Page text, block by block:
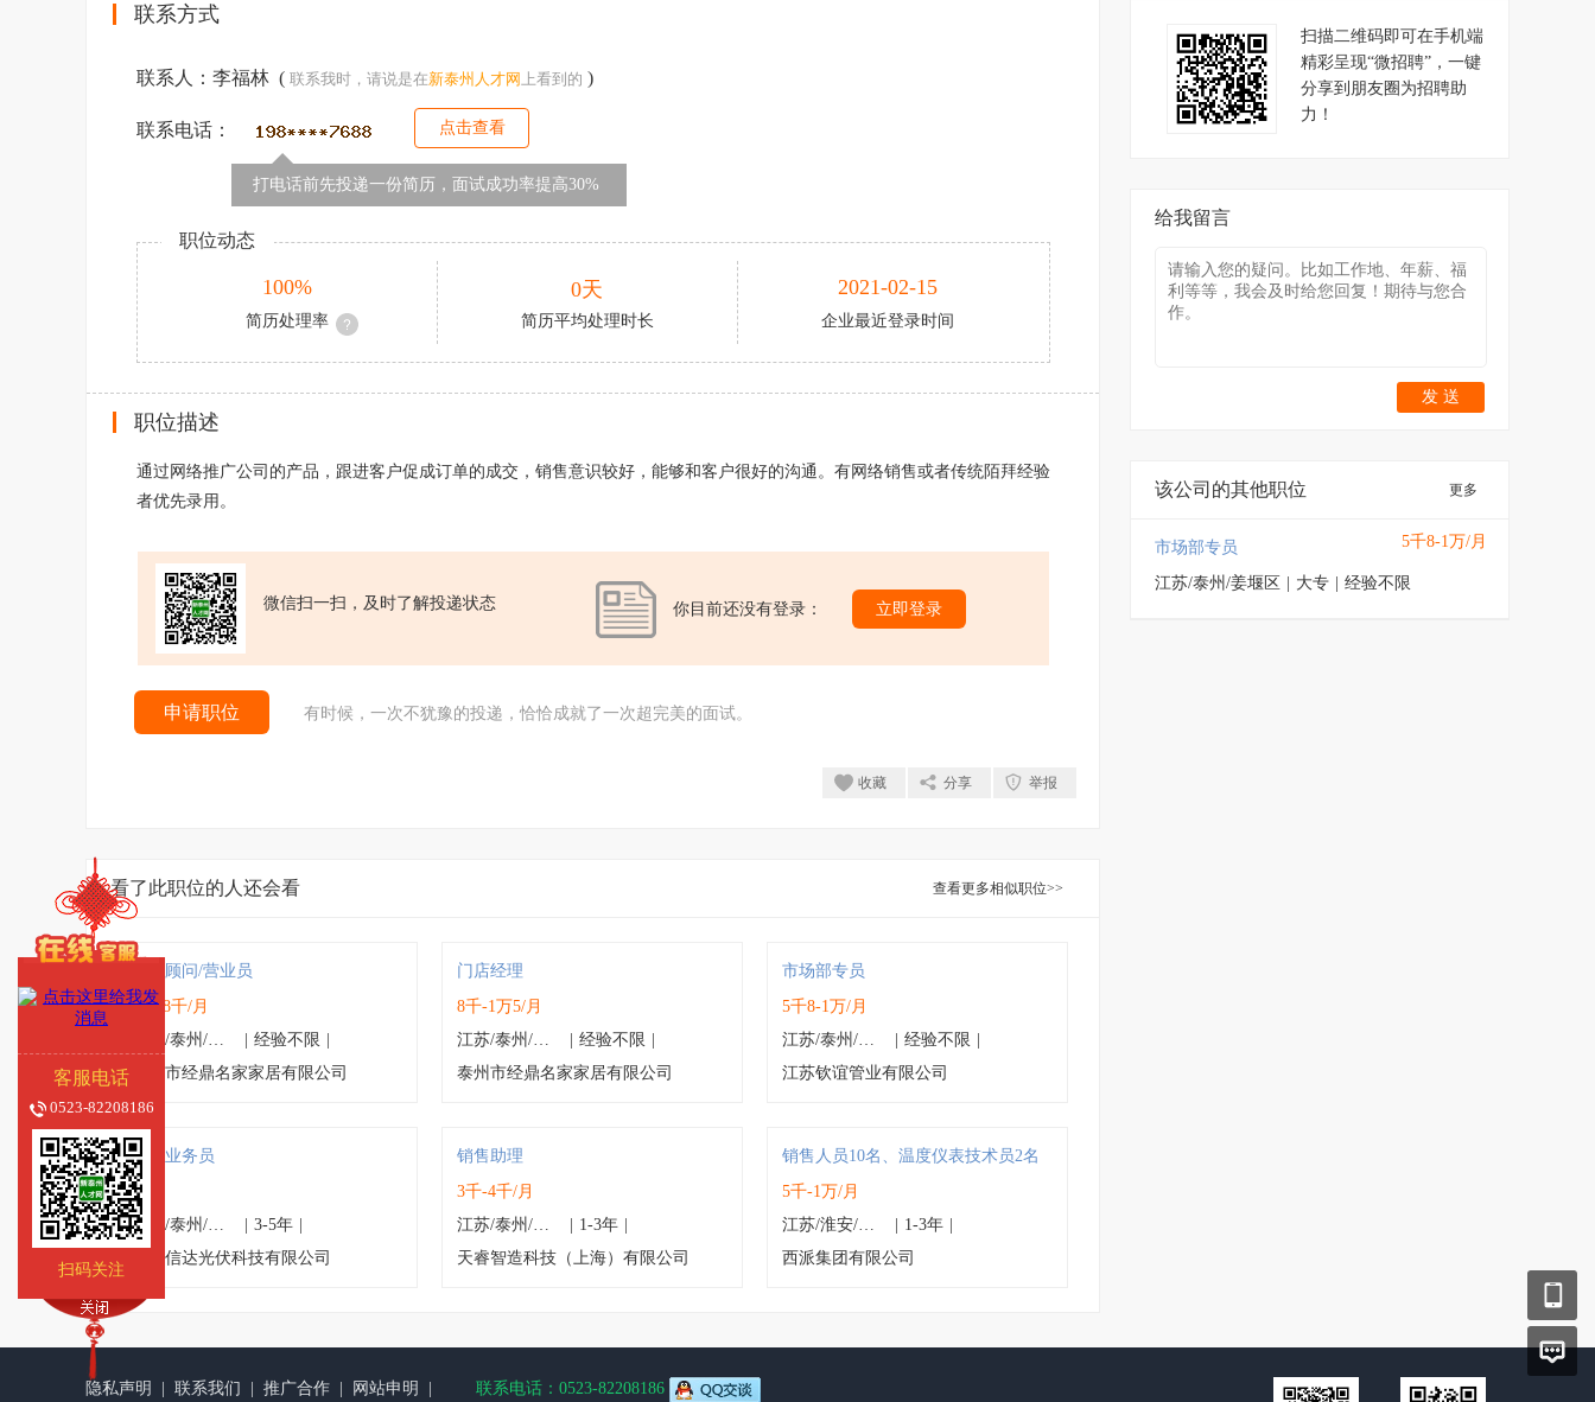
联系方式
联系人：李福林 ( 联系我时，请说是在新泰州人才网 上看到的 )
联系电话： 点击查看
打电话前先投递一份简历，面试成功率提高30%
职位动态
100%
简历处理率
0天
简历平均处理时长
2021-02-15
企业最近登录时间
职位描述
通过网络推广公司的产品，跟进客户促成订单的成交，销售意识较好，能够和客户很好的沟通。有网络销售或者传统陌拜经验
者优先录用。
微信扫一扫，及时了解投递状态 你目前还没有登录： 立即登录
申请职位 有时候，一次不犹豫的投递，恰恰成就了一次超完美的面试。
收藏 分享 举报
看了此职位的人还会看 查看更多相似职位>>
家居顾问/营业员
4千-8千/月
江苏/泰州/高港区
经验不限
泰州市经鼎名家家居有限公司
门店经理
8千-1万5/月
江苏/泰州/高港区
经验不限
泰州市经鼎名家家居有限公司
市场部专员
5千8-1万/月
江苏/泰州/姜堰区
经验不限
江苏钦谊管业有限公司
外贸业务员
面议
江苏/泰州/靖江市
3-5年
靖江信达光伏科技有限公司
销售助理
3千-4千/月
江苏/泰州/兴化市
1-3年
天睿智造科技（上海）有限公司
销售人员10名、温度仪表技术员2名
5千-1万/月
江苏/淮安/金湖县
1-3年
西派集团有限公司
扫描二维码即可在手机端
精彩呈现“微招聘”，一键
分享到朋友圈为招聘助
力！
给我留言
发 送
该公司的其他职位 更多
市场部专员 5千8-1万/月
江苏/泰州/姜堰区 大专 经验不限
隐私声明 联系我们 推广合作 网站申明 联系电话：0523-82208186
客服电话
0523-82208186
扫码关注